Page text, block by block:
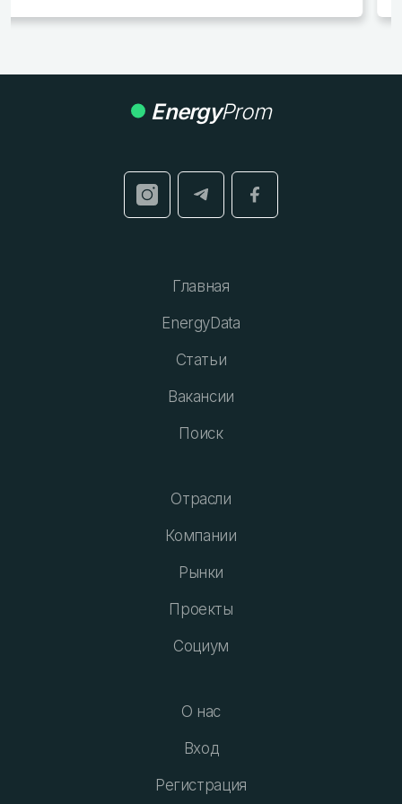
EnergyProm
Главная
EnergyData
Статьи
Вакансии
Поиск
Отрасли
Компании
Рынки
Проекты
Социум
О нас
Вход
Регистрация